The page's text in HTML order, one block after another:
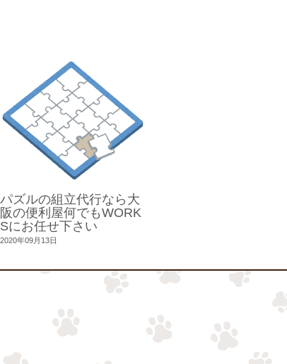
パズルの組立代行なら大
阪の便利屋何でもWORK
Sにお任せ下さい
2020年09月13日